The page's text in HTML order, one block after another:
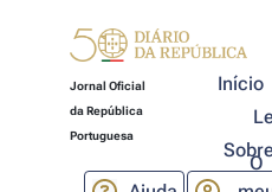
Jornal Oficial
da República
Portuguesa
Início
O